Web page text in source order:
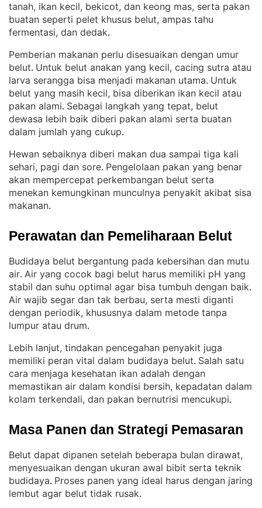
tanah, ikan kecil, bekicot, dan keong mas, serta pakan
buatan seperti pelet khusus belut, ampas tahu
fermentasi, dan dedak.
Pemberian makanan perlu disesuaikan dengan umur
belut. Untuk belut anakan yang kecil, cacing sutra atau
larva serangga bisa menjadi makanan utama. Untuk
belut yang masih kecil, bisa diberikan ikan kecil atau
pakan alami. Sebagai langkah yang tepat, belut
dewasa lebih baik diberi pakan alami serta buatan
dalam jumlah yang cukup.
Hewan sebaiknya diberi makan dua sampai tiga kali
sehari, pagi dan sore. Pengelolaan pakan yang benar
akan mempercepat perkembangan belut serta
menekan kemungkinan munculnya penyakit akibat sisa
makanan.
Perawatan dan Pemeliharaan Belut
Budidaya belut bergantung pada kebersihan dan mutu
air. Air yang cocok bagi belut harus memiliki pH yang
stabil dan suhu optimal agar bisa tumbuh dengan baik
Air wajib segar dan tak berbau, serta mesti diganti
dengan periodik, khususnya dalam metode tanpa
lumpur atau drum.
Lebih lanjut, tindakan pencegahan penyakit juga
memiliki peran vital dalam budidaya belut. Salah satu
cara menjaga kesehatan ikan adalah dengan
memastikan air dalam kondisi bersih, kepadatan dalam
kolam terkendali, dan pakan bernutrisi mencukupi.
Masa Panen dan Strategi Pemasaran
Belut dapat dipanen setelah beberapa bulan dirawat,
menyesuaikan dengan ukuran awal bibit serta teknik
budidaya. Proses panen yang ideal harus dengan jaring
lembut agar belut tidak rusak.